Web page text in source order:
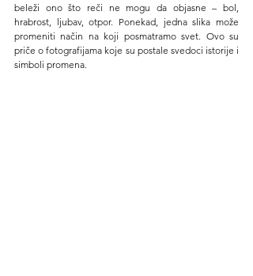
beleži ono što reči ne mogu da objasne – bol,
hrabrost, ljubav, otpor. Ponekad, jedna slika može
promeniti način na koji posmatramo svet. Ovo su
priče o fotografijama koje su postale svedoci istorije i
simboli promena.